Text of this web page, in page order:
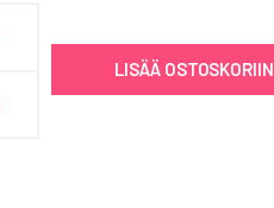
LISÄÄ OSTOSKORIIN